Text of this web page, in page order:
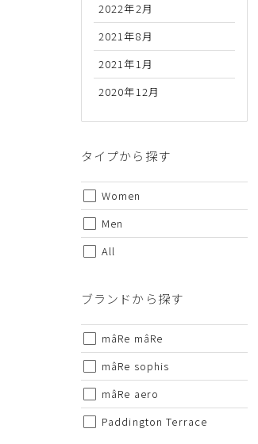
2022年2月
2021年8月
2021年1月
2020年12月
タイプから探す
Women
Men
All
ブランドから探す
mâRe mâRe
mâRe sophis
mâRe aero
Paddington Terrace
代金のお支払い方法について
クレジットカード・銀行振込（前払
金引換の中からお好きな決済方法を
・セール/アウトレット商品の交換
・掲載されております商品の色はPC
・掲載されております画像を許可無
・仕様および外観・価格は予告なく
・当オンラインストアと実店舗では
・ご試着につきましては必ず屋内でお